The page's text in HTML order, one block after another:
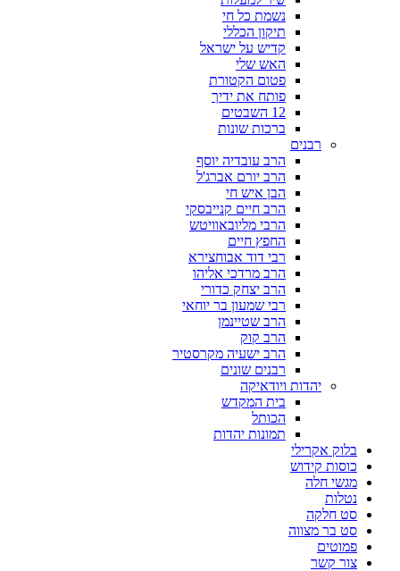
נשמת כל חי
תיקון הכללי
קדיש על ישראל
האש שלי
פטום הקטורת
פותח את ידיך
12 השבטים
ברכות שונות
רבנים
הרב עובדיה יוסף
הרב יורם אברג'ל
הבן איש חי
הרב חיים קנייבסקי
הרבי מליובאוויטש
החפץ חיים
רבי דוד אבוחצירא
הרב מרדכי אליהו
הרב יצחק כדורי
רבי שמעון בר יוחאי
הרב שטיינמן
הרב קוק
הרב ישעיה מקרסטיר
רבנים שונים
יהדות ויודאיקה
בית המקדש
הכותל
תמונות יהדות
בלוק אקרילי
כוסות קידוש
מגשי חלה
נטלות
סט חלקה
סט בר מצווה
פמוטים
צור קשר